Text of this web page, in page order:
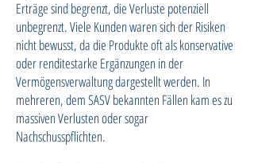
Erträge sind begrenzt, die Verluste potenziell
unbegrenzt. Viele Kunden waren sich der Risiken
nicht bewusst, da die Produkte oft als konservative
oder renditestarke Ergänzungen in der
Vermögensverwaltung dargestellt werden. In
mehreren, dem SASV bekannten Fällen kam es zu
massiven Verlusten oder sogar
Nachschusspflichten.